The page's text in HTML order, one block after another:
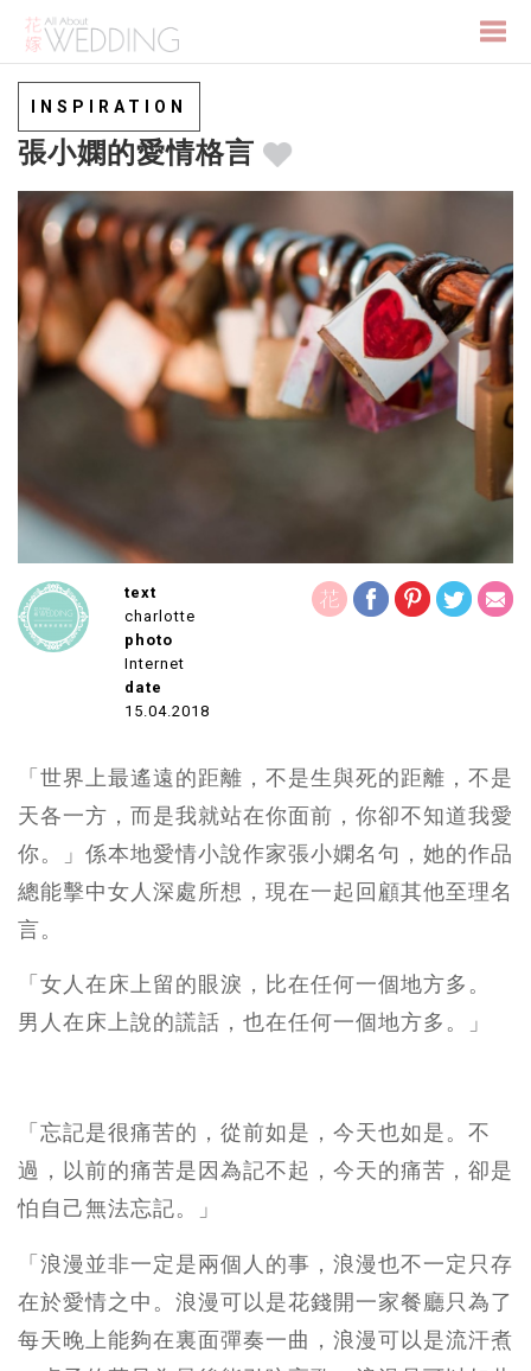
INSPIRATION
張小嫻的愛情格言
text
charlotte
photo
Internet
date
15.04.2018
「世界上最遙遠的距離，不是生與死的距離，不是
天各一方，而是我就站在你面前，你卻不知道我愛
你。」係本地愛情小說作家張小嫻名句，她的作品
總能擊中女人深處所想，現在一起回顧其他至理名
言。
「女人在床上留的眼淚，比在任何一個地方多。
男人在床上說的謊話，也在任何一個地方多。」
「忘記是很痛苦的，從前如是，今天也如是。不
過，以前的痛苦是因為記不起，今天的痛苦，卻是
怕自己無法忘記。」
「浪漫並非一定是兩個人的事，浪漫也不一定只存
在於愛情之中。浪漫可以是花錢開一家餐廳只為了
每天晚上能夠在裏面彈奏一曲，浪漫可以是流汗煮